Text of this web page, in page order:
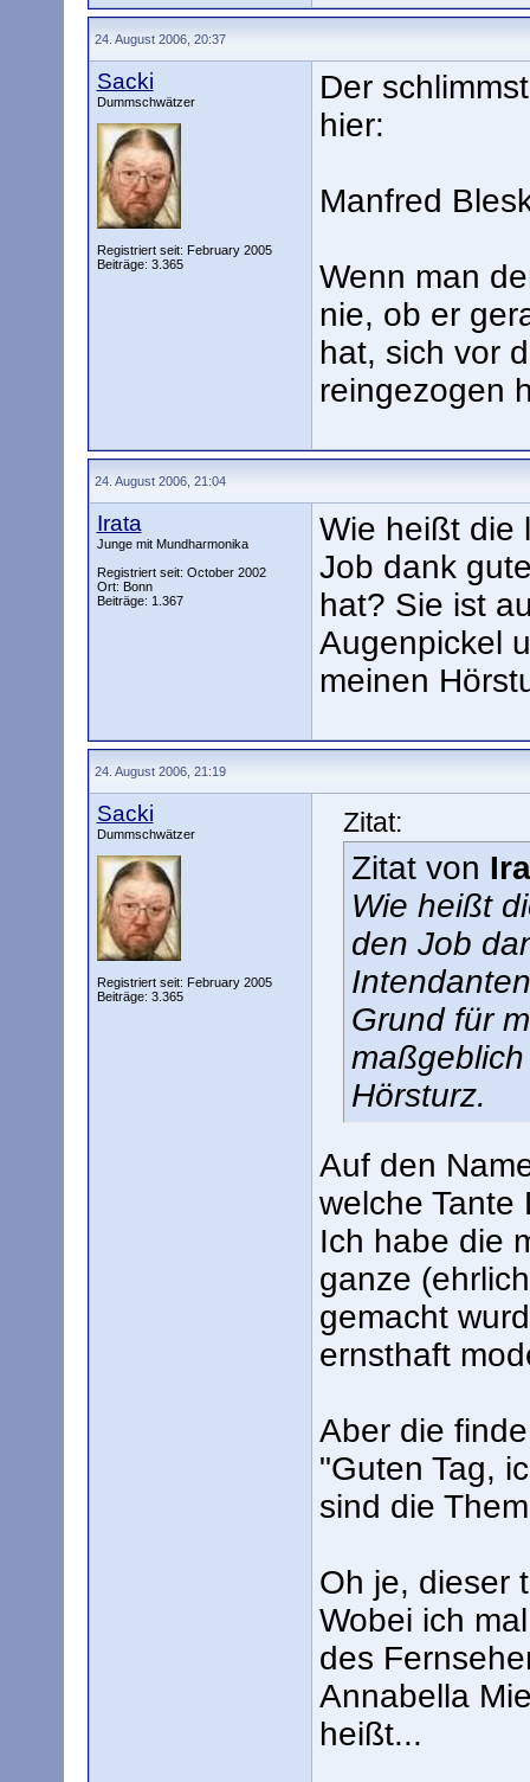
24. August 2006, 20:37
Sacki
Dummschwätzer
Registriert seit: February 2005
Beiträge: 3.365
Der
hier:
Manfred
Wenn man
nie, ob er
hat, sich vor
reingezogen
24. August 2006, 21:04
Irata
Junge mit Mundharmonika
Registriert seit: October 2002
Ort: Bonn
Beiträge: 1.367
Wie heißt die
Job dank
hat? Sie ist
Augenpickel
meinen
24. August 2006, 21:19
Sacki
Dummschwätzer
Registriert seit: February 2005
Beiträge: 3.365
Zitat:
Zitat von
Wie heißt
den Job
Grund für
Hörsturz.
Auf den
welche Tante
Ich habe die
ganze
gemacht
ernsthaft
Aber die
"Guten Tag,
sind die
Oh je, dieser
Wobei ich
des
Annabella
heißt...